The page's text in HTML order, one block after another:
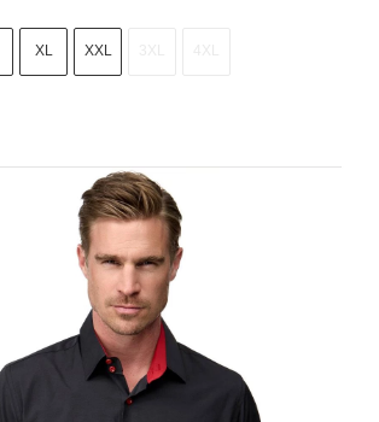
XL XXL